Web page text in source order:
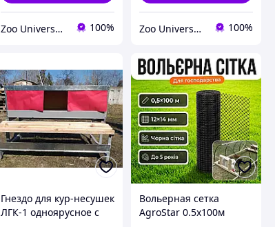
Zoo Universe — зоотовари для домашніх улюбленців 100% Zoo Universe — зоотовари для домашніх улюбленців 100%
Гнездо для кур-несушек
ЛГК-1 одноярусное с
Вольерная сетка
AgroStar 0.5x100м